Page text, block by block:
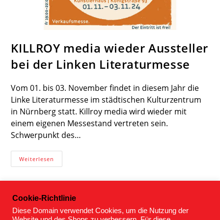
KILLROY media wieder Aussteller
bei der Linken Literaturmesse
Vom 01. bis 03. November findet in diesem Jahr die
Linke Literaturmesse im städtischen Kulturzentrum
in Nürnberg statt. Killroy media wird wieder mit
einem eigenen Messestand vertreten sein.
Schwerpunkt des…
Weiterlesen
Media
Aussteller
Der
Linken
Literaturmesse
Cookie-Richtlinie
Diese Domain verwendet Cookies, um die Nutzung der